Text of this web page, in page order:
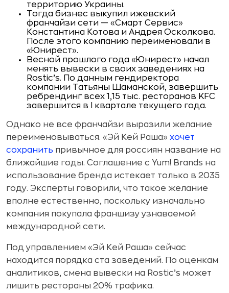
территорию Украины.
Тогда бизнес выкупил ижевский
франчайзи сети — «Смарт Сервис»
Константина Котова и Андрея Осколкова.
После этого компанию переименовали в
«Юнирест».
Весной прошлого года «Юнирест» начал
менять вывески в своих заведениях на
Rostic’s. По данным гендиректора
компании Татьяны Шаманской, завершить
ребрендинг всех 1,15 тыс. ресторанов KFC
завершится в I квартале текущего года.
Однако не все франчайзи выразили желание
переименовываться. «Эй Кей Раша» хочет
сохранить привычное для россиян название на
ближайшие годы. Соглашение с Yum! Brands на
использование бренда истекает только в 2035
году. Эксперты говорили, что такое желание
вполне естественно, поскольку изначально
компания покупала франшизу узнаваемой
международной сети.
Под управлением «Эй Кей Раша» сейчас
находится порядка ста заведений. По оценкам
аналитиков, смена вывески на Rostic’s может
лишить рестораны 20% трафика.